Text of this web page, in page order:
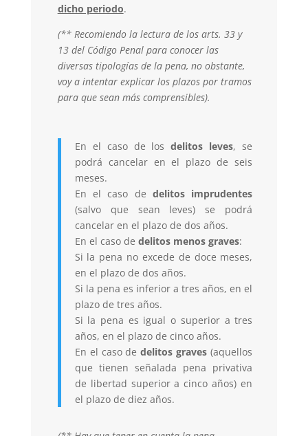
dicho periodo.
(** Recomiendo la lectura de los arts. 33 y
13 del Código Penal para conocer las
diversas tipologías de la pena, no obstante,
voy a intentar explicar los plazos por tramos
para que sean más comprensibles).
En el caso de losdelitos leves, se
podrá cancelar en el plazo de seis
meses.
En el caso dedelitos imprudentes
(salvo que sean leves) se podrá
cancelar en el plazo de dos años.
En el caso de delitos menos graves:
Si la pena no excede de doce meses,
en el plazo de dos años.
Si la pena es inferior a tres años, en el
plazo de tres años.
Si la pena es igual o superior a tres
años, en el plazo de cinco años.
En el caso dedelitos graves (aquellos
que tienen señalada pena privativa
de libertad superior a cinco años) en
el plazo de diez años.